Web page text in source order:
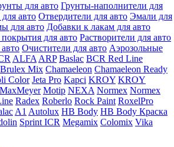
для авто Грунты-наполнители для
авто Отвердители для авто Эмали для
для авто Добавки к лакам для авто
для авто Растворители для авто
Очистители для авто Аэрозольные
ALFA ARP Baslac BCR Red Line
Brulex Mix Chamaeleon Chamaeleon Ready
Color Jeta Pro Kapci KROY KROY
MaxMeyer Motip NEXA Normex Normex
Radex Roberlo Rock Paint RoxelPro
A1 Autolux HB Body HB Body Краска
Sprint ICR Megamix Colomix Vika